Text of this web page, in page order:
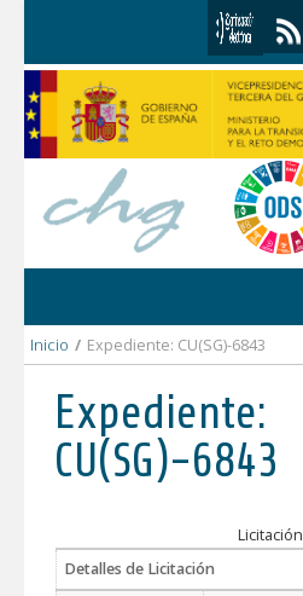
Inicio / Expediente: CU(SG)-6843
Expediente:
CU(SG)-6843
Licitación
Detalles de Licitación